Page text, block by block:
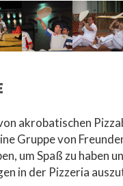
akrobatischen
Gruppe von
um Spaß zu haben
in der Pizzeria